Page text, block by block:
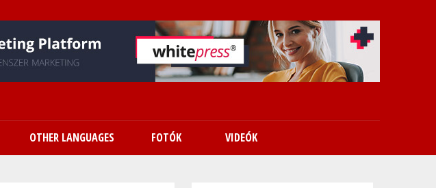
OTHER LANGUAGES FOTÓK VIDEÓK